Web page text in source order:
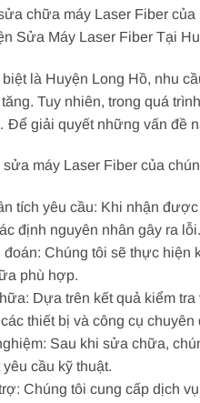
chữa máy Laser Fiber
Sửa Máy Laser Fiber Tại
là Huyện Long Hồ, nhu
Tuy nhiên, trong quá
giải quyết những vấn đề
máy Laser Fiber của
tích yêu cầu: Khi nhận
định nguyên nhân gây ra lỗi.
đoán: Chúng tôi sẽ thực
phù hợp.
Dựa trên kết quả kiểm
thiết bị và công cụ
Sau khi sửa chữa,
cầu kỹ thuật.
Chúng tôi cung cấp dịch